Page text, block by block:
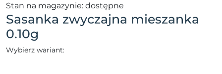
Stan na magazynie: dostępne
Sasanka zwyczajna mieszanka
0.10g
Wybierz wariant: